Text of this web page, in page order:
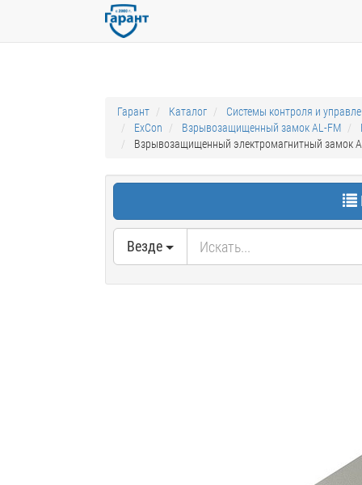
Гарант Каталог
Системы контроля и
ExCon
Взрывозащищенный замок AL-FM
Взрывозащищенный электромагнитный замок
Везде